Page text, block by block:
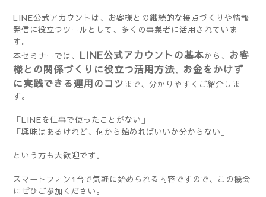
LINE公式アカウントは、お客様との継続的な接点づくりや情報
発信に役立つツールとして、多くの事業者に活用されていま
す。
本セミナーでは、 LINE公式アカウントの基本から、 お客
様との関係づくりに役立つ活用方法、 お金をかけず
に実践できる運用のコツ まで、分かりやすくご紹介しま
す。
「LINEを仕事で使ったことがない」
「興味はあるけれど、何から始めればいいか分からない」
という方も大歓迎です。
スマートフォン1台で気軽に始められる内容ですので、この機会
にぜひご参加ください。